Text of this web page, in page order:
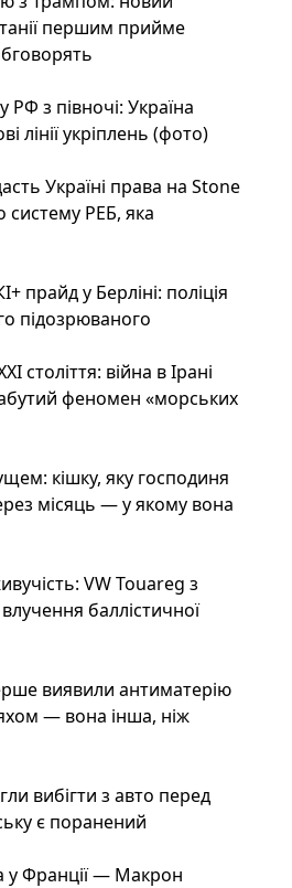
першим прийме
РФ з півночі: Україна
лінії укріплень (фото)
Україні права на Stone
РЕБ, яка
прайд у Берліні: поліція
підозрюваного
століття: війна в Ірані
феномен «морських
кішку, яку господиня
місяць — у якому вона
VW Touareg з
баллістичної
виявили антиматерію
— вона інша, ніж
вибігти з авто перед
є поранений
у Франції — Макрон